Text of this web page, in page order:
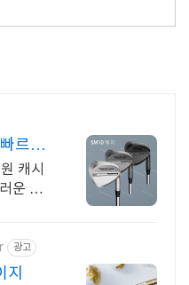
르게
캐시
운 퍼
광고
지